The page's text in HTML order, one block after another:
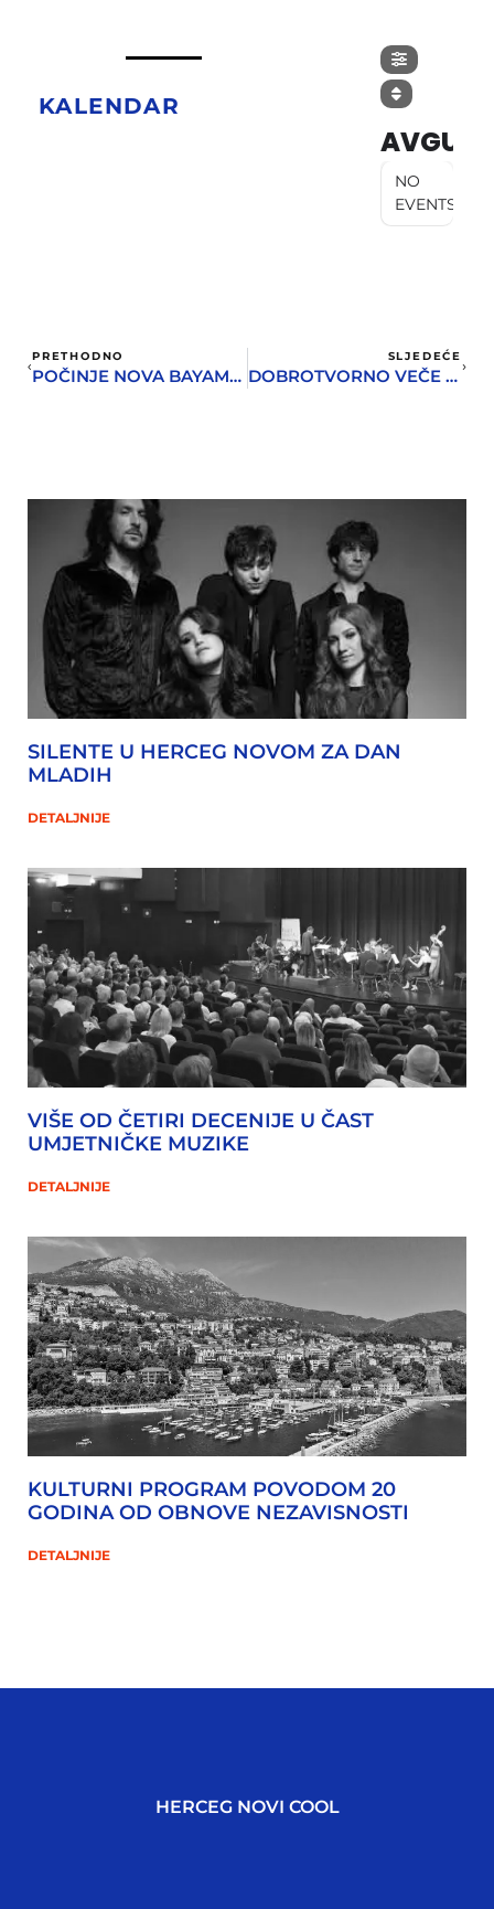
KALENDAR
AVGUST
NO
EVENTS
PRETHODNO
POČINJE NOVA BAYAMO SALSA SEZONA
SLJEDEĆE
DOBROTVORNO VEČE ZA ODLAZAK KLINACA NA OBUKU NA KULINARSKOJ AKADEMIJI GORANA MILIĆA
SILENTE U HERCEG NOVOM ZA DAN
MLADIH
DETALJNIJE
VIŠE OD ČETIRI DECENIJE U ČAST
UMJETNIČKE MUZIKE
DETALJNIJE
KULTURNI PROGRAM POVODOM 20
GODINA OD OBNOVE NEZAVISNOSTI
DETALJNIJE
HERCEG NOVI COOL